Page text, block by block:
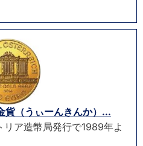
貨（うぃーんきんか）...
ア造幣局発行で1989年よ